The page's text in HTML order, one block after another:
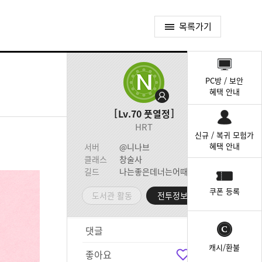
목록가기
Lv.70풋열정
HRT
서버
@니나브
클래스
창술사
길드
나는좋은데너는어때
도서관 활동 전투정보실
댓글
좋아요
PC방 / 보안
혜택 안내
신규 / 복귀 모험가
혜택 안내
쿠폰 등록
캐시/환불